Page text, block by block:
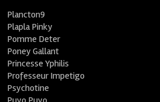
Plancton9
Plapla Pinky
Pomme Deter
Poney Gallant
Princesse Yphilis
Professeur Impetigo
Psychotine